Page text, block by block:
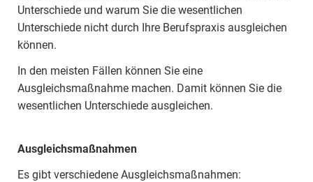
Unterschiede und warum Sie die wesentlichen
Unterschiede nicht durch Ihre Berufspraxis ausgleichen
können.
In den meisten Fällen können Sie eine
Ausgleichsmaßnahme machen. Damit können Sie die
wesentlichen Unterschiede ausgleichen.
Ausgleichsmaßnahmen
Es gibt verschiedene Ausgleichsmaßnahmen: